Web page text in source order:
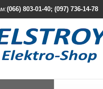
(066) 803-01-40; (097) 736-14-78